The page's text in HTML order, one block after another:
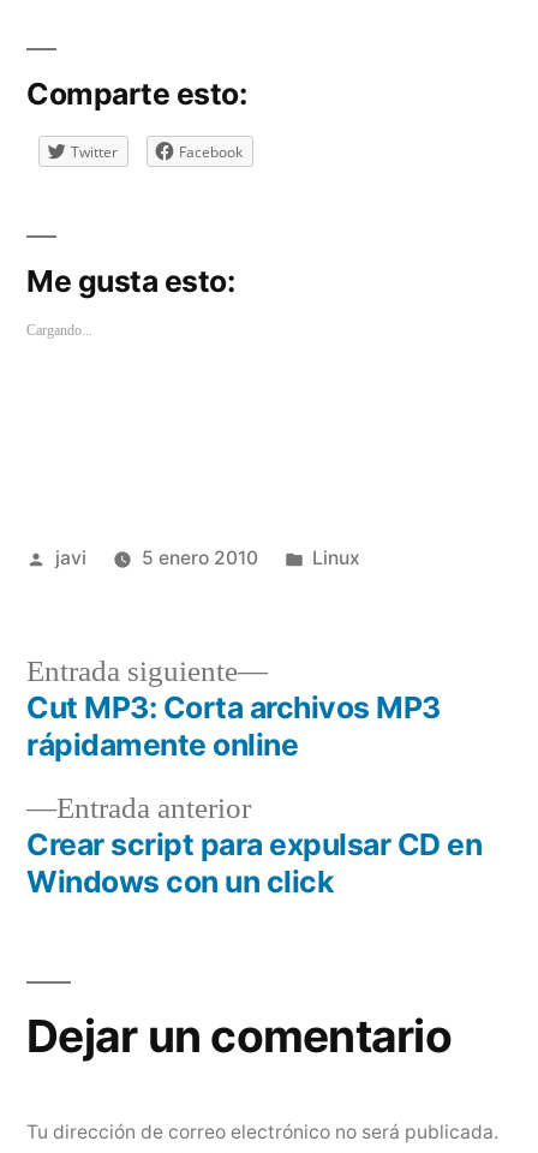
Comparte esto:
Twitter Facebook
Me gusta esto:
Cargando...
Publicado
javi 5 enero 2010
Publicado
Linux
Navegación
entradas
Entrada anteriorEntrada
anterior:
Crear script para expulsar CD en
Windows con un click
Entrada siguiente
Entrada
siguiente:
Cut MP3: Corta archivos MP3
rápidamente online
Dejar un comentario
Tu dirección de correo electrónico no será publicada.